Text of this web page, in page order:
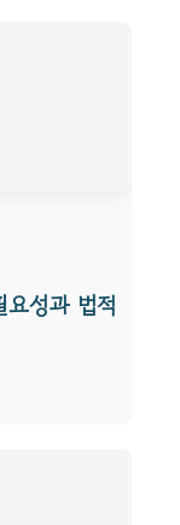
성과 법적